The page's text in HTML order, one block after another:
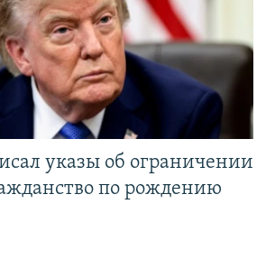
указы об ограничении
по рождению